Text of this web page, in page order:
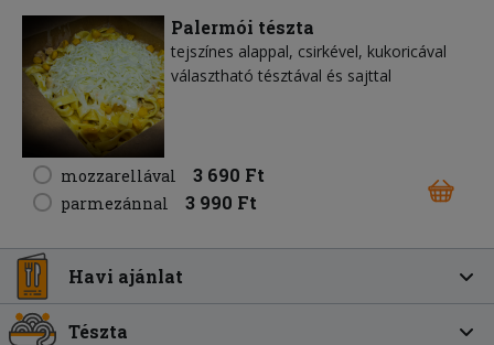
Palermói tészta
tejszínes alappal, csirkével, kukoricával
választható tésztával és sajttal
mozzarellával 3 690 Ft
parmezánnal 3 990 Ft
Havi ajánlat
Tészta